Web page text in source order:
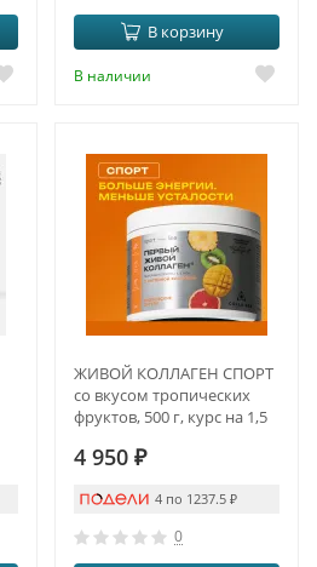
В корзину
В наличии
ЖИВОЙ КОЛЛАГЕН СПОРТ
со вкусом тропических
фруктов, 500 г, курс на 1,5
4 950 ₽
4 по 1237.5 ₽
0